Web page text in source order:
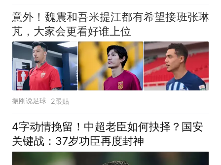
意外！魏震和吾米提江都有希望接班张琳
芃，大家会更看好谁上位
振刚说足球 2跟贴
4字动情挽留！中超老臣如何抉择？国安
关键战：37岁功臣再度封神